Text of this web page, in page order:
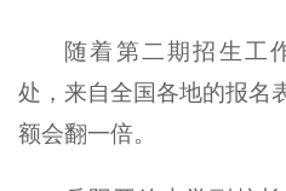
随着第二期招生工
处，来自全国各地的报名
额会翻一倍。